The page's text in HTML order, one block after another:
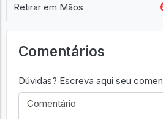
Retirar em Mãos
Comentários
Dúvidas? Escreva aqui seu